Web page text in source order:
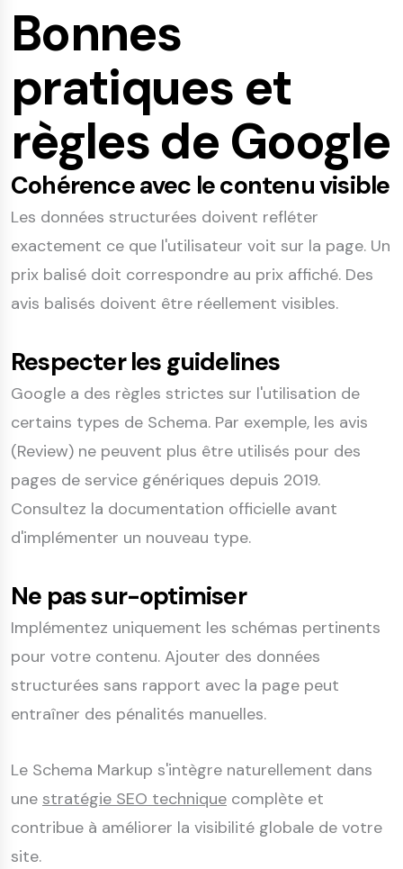
Bonnes
pratiques et
règles de Google
Cohérence avec le contenu visible
Les données structurées doivent refléter
exactement ce que l'utilisateur voit sur la page. Un
prix balisé doit correspondre au prix affiché. Des
avis balisés doivent être réellement visibles.
Respecter les guidelines
Google a des règles strictes sur l'utilisation de
certains types de Schema. Par exemple, les avis
(Review) ne peuvent plus être utilisés pour des
pages de service génériques depuis 2019.
Consultez la documentation officielle avant
d'implémenter un nouveau type.
Ne pas sur-optimiser
Implémentez uniquement les schémas pertinents
pour votre contenu. Ajouter des données
structurées sans rapport avec la page peut
entraîner des pénalités manuelles.
Le Schema Markup s'intègre naturellement dans
une stratégie SEO technique complète et
contribue à améliorer la visibilité globale de votre
site.